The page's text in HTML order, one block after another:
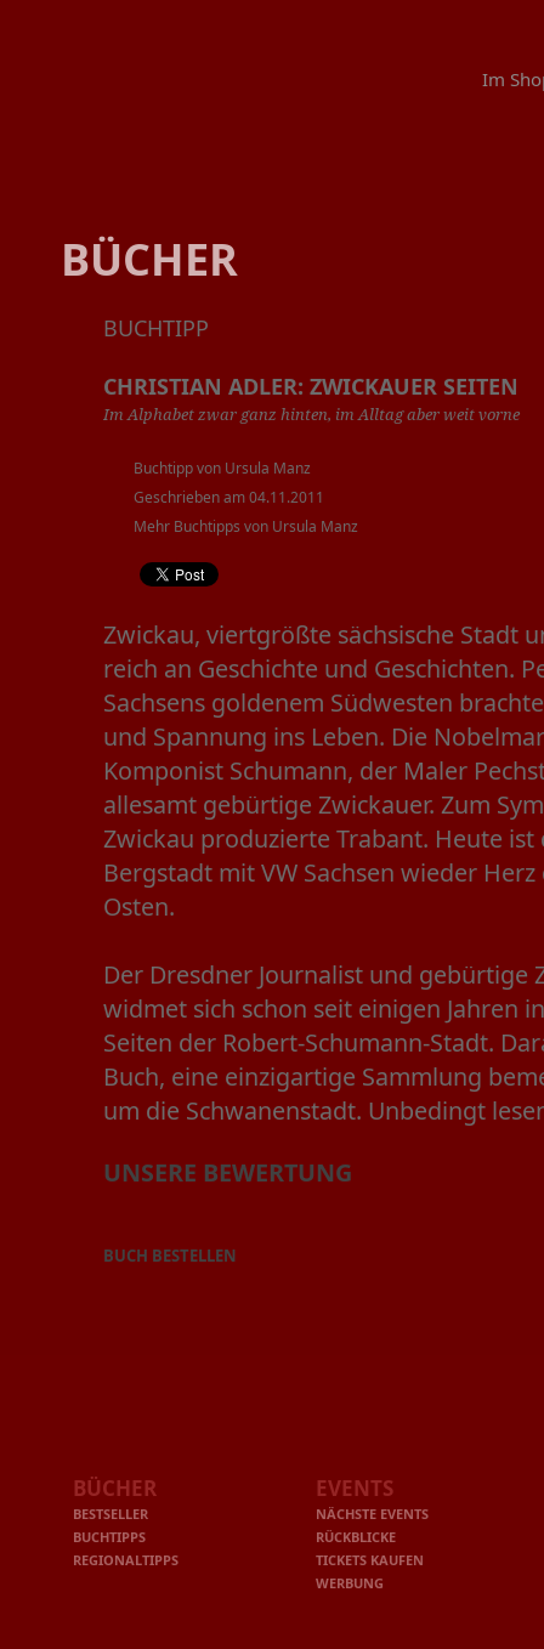
Im
BÜCHER
BUCHTIPP
CHRISTIAN ADLER: ZWICKAUER SEITEN
Im Alphabet zwar ganz hinten, im Alltag aber weit vorne
Buchtipp von Ursula Manz
Geschrieben am 04.11.2011
Mehr Buchtipps von Ursula Manz
Zwickau, viertgrößte sächsische Stadt
reich an Geschichte und Geschichten.
Sachsens goldenem Südwesten
und Spannung ins Leben. Die
Komponist Schumann, der Maler
allesamt gebürtige Zwickauer. Zum
Zwickau produzierte Trabant. Heute ist
Bergstadt mit VW Sachsen wieder
Osten.
Der Dresdner Journalist und gebürtige
widmet sich schon seit einigen Jahren
Seiten der Robert-Schumann-Stadt.
Buch, eine einzigartige Sammlung
um die Schwanenstadt. Unbedingt
UNSERE BEWERTUNG
BUCH BESTELLEN
BÜCHER
BESTSELLER
BUCHTIPPS
REGIONALTIPPS
EVENTS
NÄCHSTE EVENTS
RÜCKBLICKE
TICKETS KAUFEN
WERBUNG